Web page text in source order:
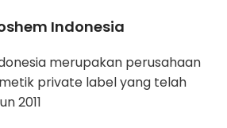
Indonesia
merupakan perusahaan
private label yang telah
2011